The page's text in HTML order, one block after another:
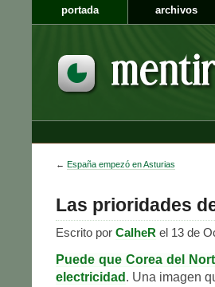
portada archivos
← España empezó en Asturias
Las prioridades
Escrito por CalheR el 13 de
Puede que Corea del
electricidad . Una imagen